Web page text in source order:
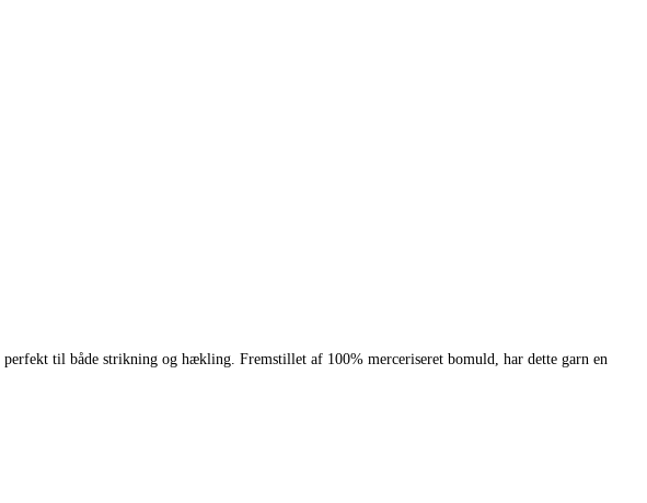
til både strikning og hækling. Fremstillet af 100% merceriseret bomuld, har dette garn en